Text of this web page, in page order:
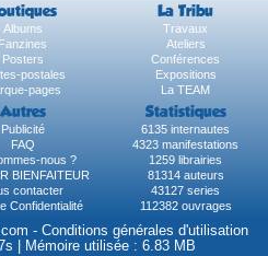
La Tribu
Albums
Travaux
Fanzines
Ateliers
Posters
Conférences
postales
Expositions
pages La TEAM
Autres Statistiques
Publicité
6135 internautes
FAQ
4323 manifestations
nous ?
1259 librairies
BIENFAITEUR
81314 auteurs
contacter
43127 series
Confidentialité
112382 ouvrages
- Conditions générales d'utilisation
| Mémoire utilisée : 6.83 MB